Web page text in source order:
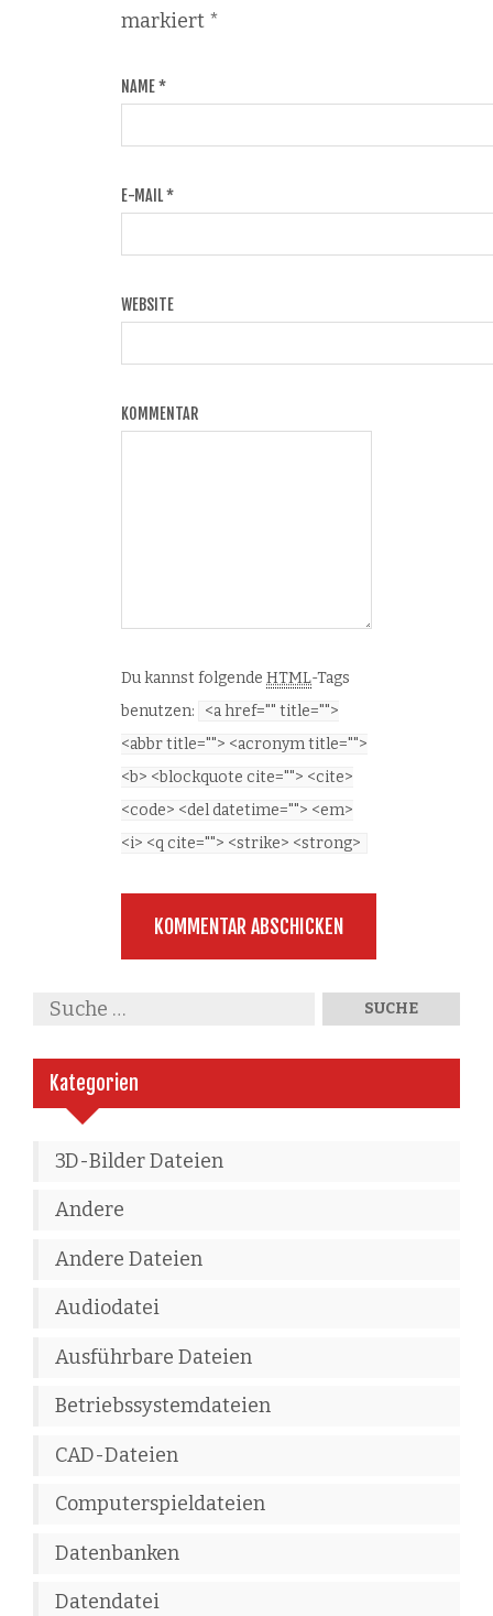
markiert *
NAME*
E-MAIL*
WEBSITE
KOMMENTAR
Du kannst folgende HTML-Tags
benutzen:
<a href="" title="">
<abbr title=""> <acronym title="">
<b> <blockquote cite=""> <cite>
<code> <del datetime=""> <em>
<i> <q cite=""> <strike> <strong>
Kategorien
3D-Bilder Dateien
Andere
Andere Dateien
Audiodatei
Ausführbare Dateien
Betriebssystemdateien
CAD-Dateien
Computerspieldateien
Datenbanken
Datendatei